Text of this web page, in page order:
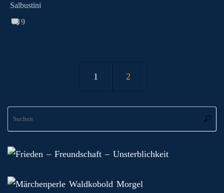
Salbustini
9
1 2